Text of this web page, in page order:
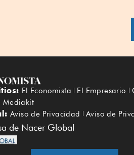
El Economista El Empresario
Mediakit
Aviso de Privacidad Aviso de
de Nacer Global